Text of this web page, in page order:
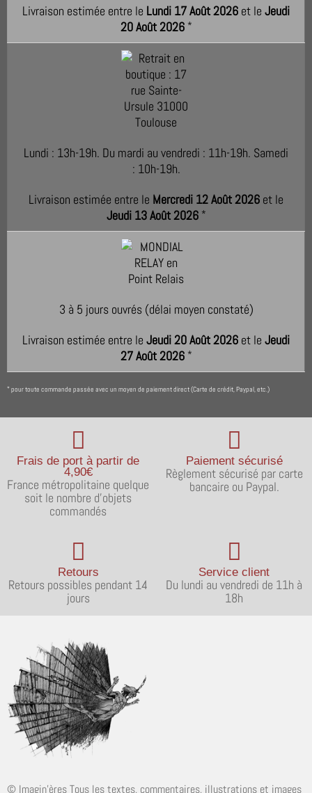
Livraison estimée entre le Lundi 17 Août 2026 et le Jeudi
20 Août 2026 *
Lundi : 13h-19h. Du mardi au vendredi : 11h-19h. Samedi
: 10h-19h.
Livraison estimée entre le Mercredi 12 Août 2026 et le
Jeudi 13 Août 2026 *
3 à 5 jours ouvrés (délai moyen constaté)
Livraison estimée entre le Jeudi 20 Août 2026 et le Jeudi
27 Août 2026 *
* pour toute commande passée avec un moyen de paiement direct (Carte de crédit, Paypal, etc.)
Frais de port à partir de
4,90€
France métropolitaine quelque
soit le nombre d'objets
commandés
Paiement sécurisé
Règlement sécurisé par carte
bancaire ou Paypal.
Retours
Retours possibles pendant 14
jours
Service client
Du lundi au vendredi de 11h à
18h
© Imagin'ères Tous les textes, commentaires, illustrations et images